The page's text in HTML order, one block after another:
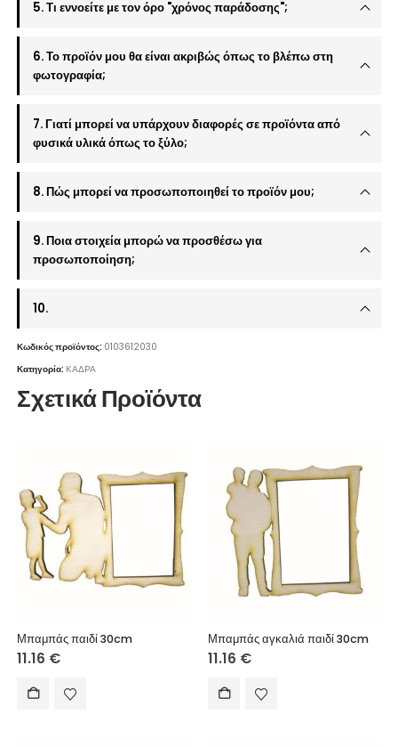
5. Τι εννοείτε με τον όρο "χρόνος παράδοσης";
6. Το προϊόν μου θα είναι ακριβώς όπως το βλέπω στη
φωτογραφία;
7. Γιατί μπορεί να υπάρχουν διαφορές σε προϊόντα από
φυσικά υλικά όπως το ξύλο;
8. Πώς μπορεί να προσωποποιηθεί το προϊόν μου;
9. Ποια στοιχεία μπορώ να προσθέσω για
προσωποποίηση;
10.
Κωδικός προϊόντος: 0103612030
Κατηγορία:ΚΑΔΡΑ
Σχετικά Προϊόντα
Μπαμπάς παιδί 30cm
11.16 €
Μπαμπάς αγκαλιά παιδί 30cm
11.16 €